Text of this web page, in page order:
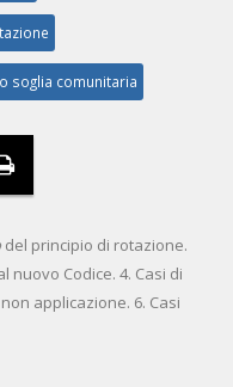
soglia comunitaria
del principio di rotazione.
Codice. 4. Casi di
applicazione. 6. Casi